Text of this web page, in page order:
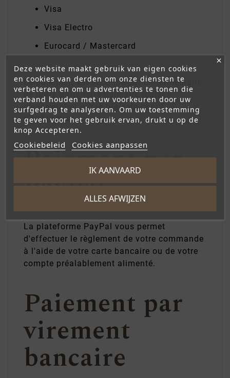
Visa
Visa Electro
Eurocard / Mastercard
Le paiement est sécurisé par l'intermédiaire
de notre partenaire bancaire (caisse
d'épargne) et par le biais de l'outil
SYSTEMPAY.
Paiement par
PayPal
La plateforme PayPal vous permet
d'effectuer le règlement de votre commande
à l'aide de votre carte bancaire ou de votre
compte préalablement alimenté.
Paiement par
virement
bancaire
Deze website maakt gebruik van eigen cookies
en cookies van derden om onze diensten te
verbeteren en om u advertenties te tonen die
verband houden met uw voorkeuren door uw
surfgedrag te analyseren. Om uw toestemming
te geven voor het gebruik ervan, drukt u op de
knop Accepteren.
Cookiebeleid Cookies aanpassen
ALLES AFWIJZEN
IK AANVAARD